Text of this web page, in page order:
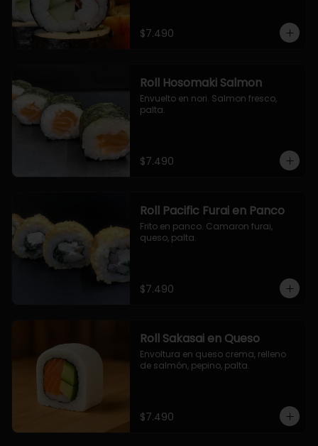
$7.490
Roll Hosomaki Salmon
Envuelto en nori. Salmon fresco,
palta.
$7.490
Roll Pacific Furai en Panco
Frito en panco. Camaron furai,
queso, palta.
$7.490
Roll Sakasai en Queso
Envoltura en queso crema, relleno
de salmón, pepino, palta.
$7.490